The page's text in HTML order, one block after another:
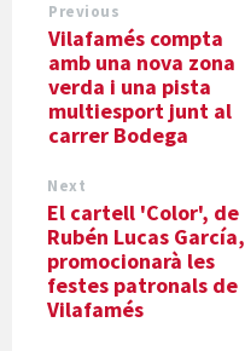
Previous
Vilafamés compta
amb una nova zona
verda i una pista
multiesport junt al
carrer Bodega
Next
El cartell 'Color', de
Rubén Lucas García,
promocionarà les
festes patronals de
Vilafamés